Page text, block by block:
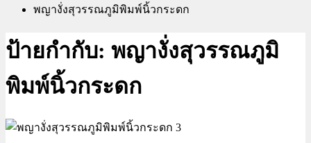
พญางั่งสุวรรณภูมิพิมพ์นิ้วกระดก
ป้ายกำกับ: พญางั่งสุวรรณภูมิ
พิมพ์นิ้วกระดก